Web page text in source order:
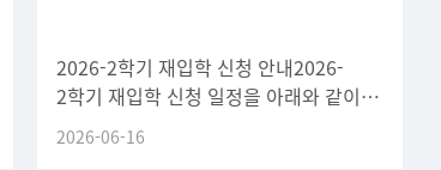
2026-2학기 재입학 신청 안내2026-
2학기 재입학 신청 일정을 아래와 같이
안내하오니, 재입학을 희망하는 학생은
기간 내 신청하시기 바랍니다.구분
2026-06-16